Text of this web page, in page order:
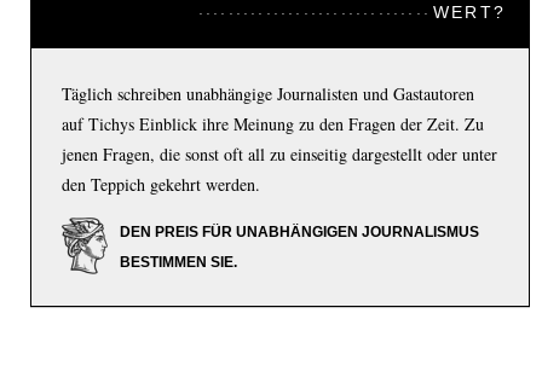
WERT?
Täglich schreiben unabhängige Journalisten und Gastautoren
auf Tichys Einblick ihre Meinung zu den Fragen der Zeit. Zu
jenen Fragen, die sonst oft all zu einseitig dargestellt oder unter
den Teppich gekehrt werden.
DEN PREIS FÜR UNABHÄNGIGEN JOURNALISMUS
BESTIMMEN SIE.